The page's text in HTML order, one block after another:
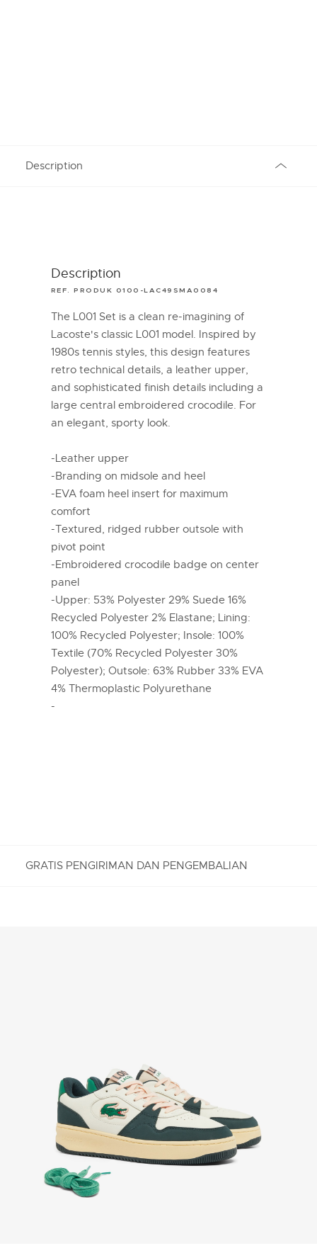
Description
Description
REF. PRODUK 0100-LAC49SMA0084
The L001 Set is a clean re-imagining of
Lacoste's classic L001 model. Inspired by
1980s tennis styles, this design features
retro technical details, a leather upper,
and sophisticated finish details including a
large central embroidered crocodile. For
an elegant, sporty look.
-Leather upper
-Branding on midsole and heel
-EVA foam heel insert for maximum
comfort
-Textured, ridged rubber outsole with
pivot point
-Embroidered crocodile badge on center
panel
-Upper: 53% Polyester 29% Suede 16%
Recycled Polyester 2% Elastane; Lining:
100% Recycled Polyester; Insole: 100%
Textile (70% Recycled Polyester 30%
Polyester); Outsole: 63% Rubber 33% EVA
4% Thermoplastic Polyurethane
-
GRATIS PENGIRIMAN DAN PENGEMBALIAN
beberapa produk tidak dapat dikembalikan seperti
barang custom, barang yang didiskon 30% atau
lebih, aksesoris, parfum, masker, pakaian dalam, dan
pakaian renang.
PENGIRIMAN STANDAR
Pengiriman standar gratis untuk semua pembelian.